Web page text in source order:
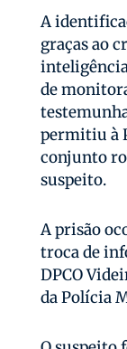
A
graças ao
de
permitiu à
conjunto
suspeito.
A prisão
troca de
DPCO
da Polícia